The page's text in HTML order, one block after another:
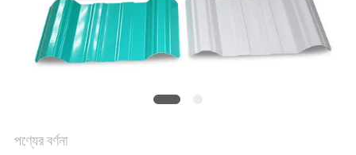
গোপনীয়তা
পণ্যের বর্ণনা